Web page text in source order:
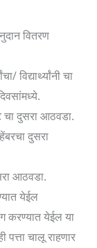
वितरण
विद्यार्थ्यांनी चा
चा दुसरा आठवडा.
दुसरा
आठवडा.
येईल
करण्यात येईल या
पत्ता चालू राहणार